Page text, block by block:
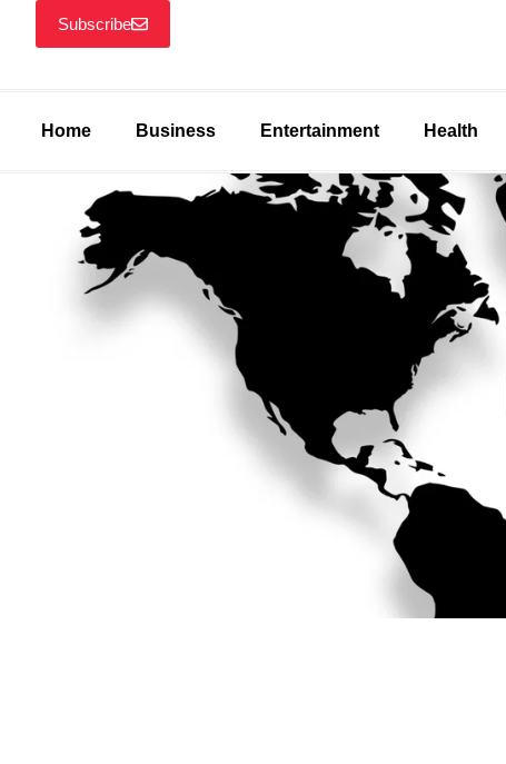
Subscribe
Home Business Entertainment Health